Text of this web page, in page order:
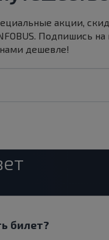
акции,
Подпишись на
дешевле!
билет?